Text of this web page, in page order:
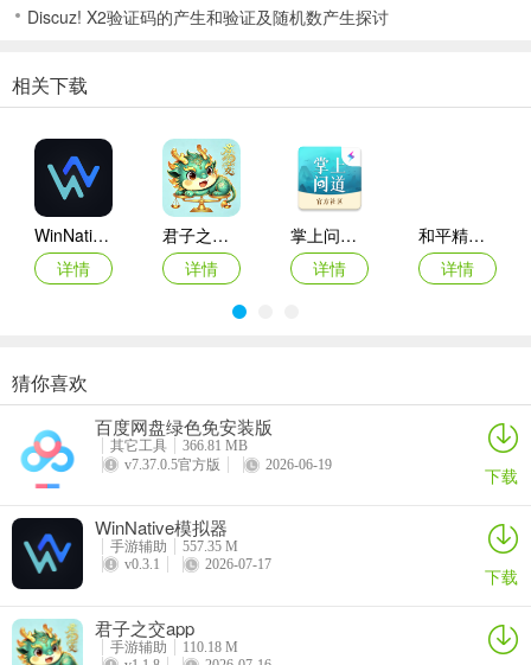
3、你可以选择你想玩的游戏，然后点击去玩即可。
软件亮点
1、免费游戏随心畅玩，丰富资源任你挑选。
Discuz! X2验证码的产生和验证及随机数产生探讨
相关下载
WinNative模拟器
详情
君子之交app
详情
掌上问道app
详情
和平精英画质修改器官方正版
详情
游咔盒子app
详情
蛋仔派对蛋壳App
详情
U租号app
地瓜阁app
猜你喜欢
百度网盘绿色免安装版
其它工具
366.81 MB
v7.37.0.5官方版
2026-06-19 下载
WinNative模拟器
手游辅助
557.35 M
v0.3.1
2026-07-17 下载
君子之交app
手游辅助
110.18 M